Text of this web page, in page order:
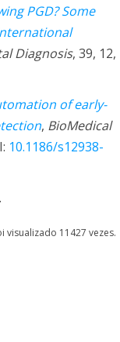
PGD? Some
Diagnosis, 39, 12,
of early-
, BioMedical
10.1186/s12938-
visualizado 11427 vezes.